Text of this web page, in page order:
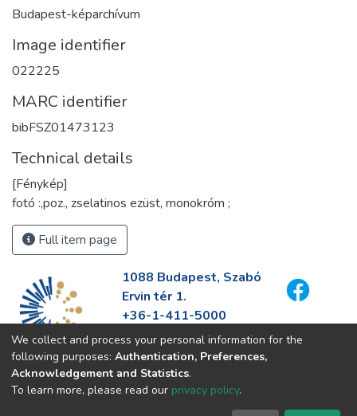
Budapest-képarchívum
Image identifier
022225
MARC identifier
bibFSZ01473123
Technical details
[Fénykép]
fotó :,poz., zselatinos ezüst, monokróm ;
Full item page
1088 Budapest, Szabó
Ervin tér 1.
+36-1-411-5000
info@fszek.hu
https://fszek.hu
We collect and process your personal information for the
following purposes: Authentication, Preferences,
Acknowledgement and Statistics.
To learn more, please read our privacy policy.